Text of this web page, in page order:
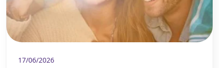
17/06/2026